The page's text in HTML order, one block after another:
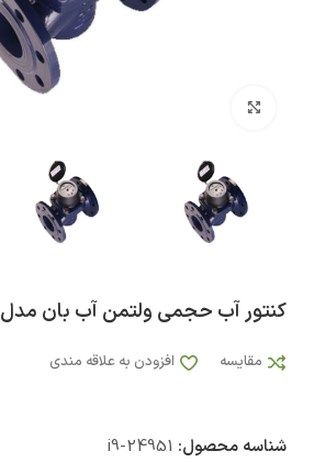
کنتور آب حجمی ولتمن آب بان مدل WP-SDC
مقایسه افزودن به علاقه مندی
شناسه محصول: i9-24951